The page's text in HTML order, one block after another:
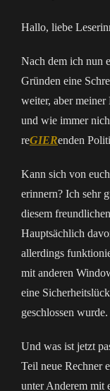
Hallo, liebe
Nach dem ich nun
Gründen eine
weiter, aber
und wie immer
reGIERenden
Kann sich von
erinnern? Ich sehr
diesem
Hauptsächlich
allerdings
mit anderen
eine
geschlossen wurde.
Und was ist jetzt
Teil neue Rechner
unter Anderem mit